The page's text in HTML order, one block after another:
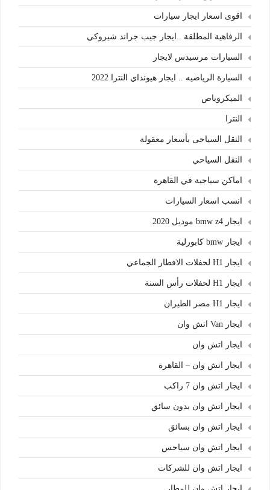
اقوى اسعار ايجار سيارات
الرفاهية المطلقة ..ايجار جيب جراند شيروكي
السيارات مرسيدس لايجار
السيارة الرياضيه .. ايجار هيونداي النترا 2022
الميكروباص
النترا
النقل السياحى بأسعار معقولة
النقل السياحي
اماكن سياجية في القاهرة
انسب اسعار السيارات
ايجار bmw z4 موديل 2020
ايجار bmw كابورلية
ايجار H1 لحفلات الافطار الجماعي
ايجار H1 لحفلات رأس السنة
ايجار H1 مصر الطيران
ايجار Van اتش وان
ايجار اتش وان
ايجار اتش وان – القاهرة
ايجار اتش وان 7 راكب
ايجار اتش وان بدون سائق
ايجار اتش وان بسائق
ايجار اتش وان سياحس
ايجار اتش وان للشركات